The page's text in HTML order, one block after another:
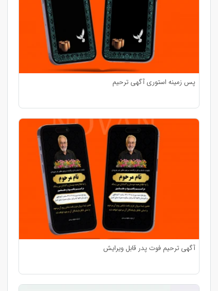
پس زمینه استوری آگهی ترحیم
آگهی ترحیم فوت پدر قابل ویرایش